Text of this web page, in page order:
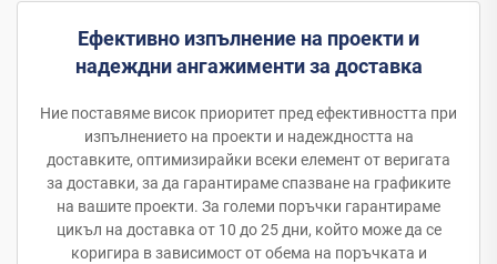
Ефективно изпълнение на проекти и
надеждни ангажименти за доставка
Ние поставяме висок приоритет пред ефективността при
изпълнението на проекти и надеждността на
доставките, оптимизирайки всеки елемент от веригата
за доставки, за да гарантираме спазване на графиките
на вашите проекти. За големи поръчки гарантираме
цикъл на доставка от 10 до 25 дни, който може да се
коригира в зависимост от обема на поръчката и